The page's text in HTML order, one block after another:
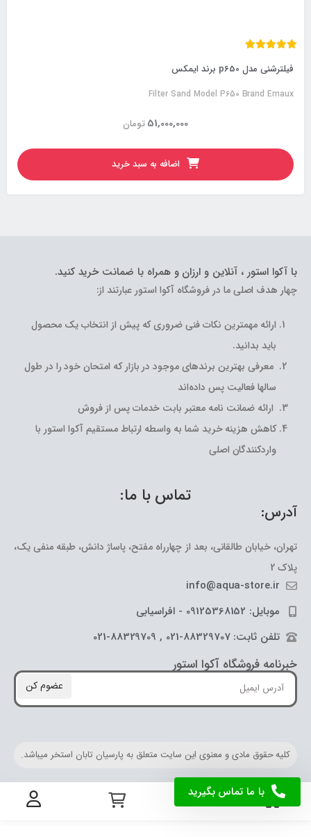
فیلترشنی مدل p650 برند ایمکس
Filter Sand Model P650 Brand Emaux
تومان51,000,000
اضافه به سبد خرید
با آکوا استور ، آنلاین و ارزان و همراه با ضمانت خرید کنید.
چهار هدف اصلی ما در فروشگاه آکوا استور عبارتند از:
ارائه مهمترین نکات فنی ضروری که پیش از انتخاب یک محصول
باید بدانید.
معرفی بهترین برندهای موجود در بازار که امتحان خود را در طول
سالها فعالیت پس داده‌اند
ارائه ضمانت نامه معتبر بابت خدمات پس از فروش
کاهش هزینه خرید شما به واسطه ارتباط مستقیم آکوا استور با
واردکنندگان اصلی
تماس با ما:
آدرس:
تهران، خیابان طالقانی، بعد از چهارراه مفتح، پاساژ دانش، طبقه منفی یک،
پلاک 2
info@aqua-store.ir
موبایل: 09125368152 - افراسیابی
تلفن ثابت: 88329707-021 , 88329709-021
خبرنامه فروشگاه آکوا استور
عضوم کن
کلیه حقوق مادی و معنوی این سایت متعلق به پارسیان تابان استخر میباشد.
با ما تماس بگیرید